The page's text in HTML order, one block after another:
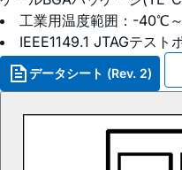
工業用温度範囲：-40℃
IEEE1149.1 JTAGテスト
データシート (Rev. 2)